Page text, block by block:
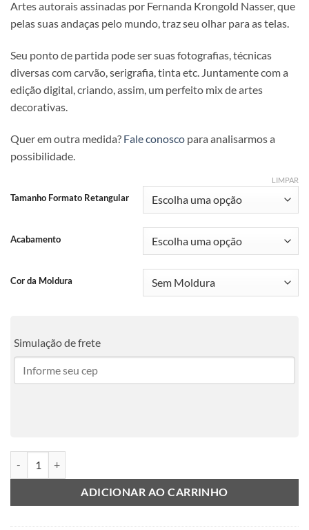
Artes autorais assinadas por Fernanda Krongold Nasser, que
pelas suas andaças pelo mundo, traz seu olhar para as telas.
Seu ponto de partida pode ser suas fotografias, técnicas
diversas com carvão, serigrafia, tinta etc. Juntamente com a
edição digital, criando, assim, um perfeito mix de artes
decorativas.
Quer em outra medida? Fale conosco para analisarmos a
possibilidade.
Tamanho Formato Retangular
Acabamento
Cor da Moldura
LIMPAR
Simulação de frete
ADICIONAR AO CARRINHO